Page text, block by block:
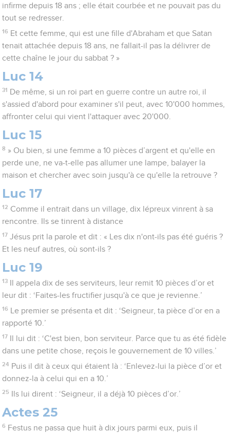
infirme depuis 18 ans ; elle était courbée et ne pouvait pas du
tout se redresser.
16 Et cette femme, qui est une fille d'Abraham et que Satan
tenait attachée depuis 18 ans, ne fallait-il pas la délivrer de
cette chaîne le jour du sabbat ? »
Luc 14
31 De même, si un roi part en guerre contre un autre roi, il
s'assied d'abord pour examiner s'il peut, avec 10'000 hommes,
affronter celui qui vient l'attaquer avec 20'000.
Luc 15
8 » Ou bien, si une femme a 10 pièces d’argent et qu'elle en
perde une, ne va-t-elle pas allumer une lampe, balayer la
maison et chercher avec soin jusqu'à ce qu'elle la retrouve ?
Luc 17
12 Comme il entrait dans un village, dix lépreux vinrent à sa
rencontre. Ils se tinrent à distance
17 Jésus prit la parole et dit : « Les dix n'ont-ils pas été guéris ?
Et les neuf autres, où sont-ils ?
Luc 19
13
Il appela dix de ses serviteurs, leur remit 10 pièces d’or et
leur dit : ‘Faites-les fructifier jusqu'à ce que je revienne.’
16
Le premier se présenta et dit : ‘Seigneur, ta pièce d’or en a
rapporté 10.’
17
Il lui dit : ‘C'est bien, bon serviteur. Parce que tu as été fidèle
dans une petite chose, reçois le gouvernement de 10 villes.’
24 Puis il dit à ceux qui étaient là : ‘Enlevez-lui la pièce d’or et
donnez-la à celui qui en a 10.’
25 Ils lui dirent : ‘Seigneur, il a déjà 10 pièces d’or.’
Actes 25
6 Festus ne passa que huit à dix jours parmi eux, puis il